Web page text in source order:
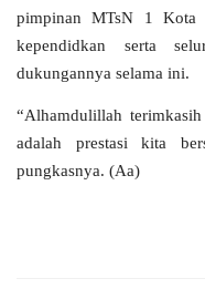
pimpinan MTsN 1 Kota
kependidkan serta
dukungannya selama ini.
“Alhamdulillah
adalah prestasi kita
pungkasnya. (Aa)